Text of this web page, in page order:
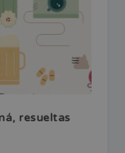
resueltas